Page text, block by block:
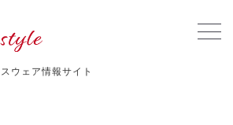
ウェア情報サイト